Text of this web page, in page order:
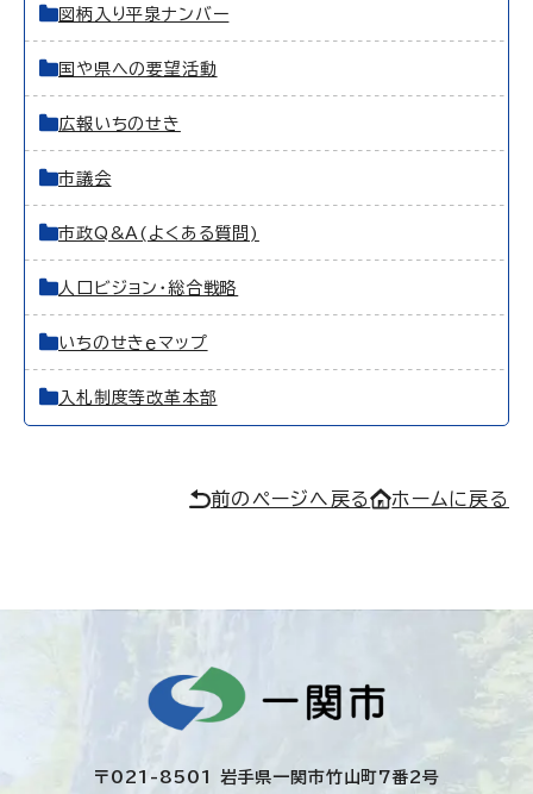
図柄入り平泉ナンバー
国や県への要望活動
広報いちのせき
市議会
市政Q&A(よくある質問)
人口ビジョン・総合戦略
いちのせきｅマップ
入札制度等改革本部
前のページへ戻る ホームに戻る
〒021-8501 岩手県一関市竹山町7番2号